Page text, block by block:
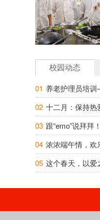
校园动态
01
02
03 跟“emo”说拜拜
04
05